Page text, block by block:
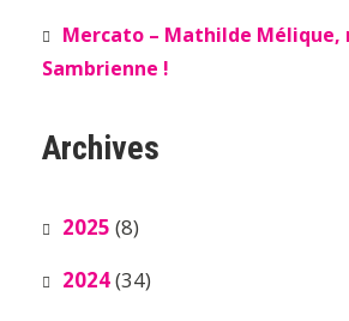
Mercato – Mathilde Mélique,
Sambrienne !
Archives
2025 (8)
2024(34)